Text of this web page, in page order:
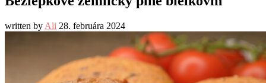
written by Ali 28. februára 2024